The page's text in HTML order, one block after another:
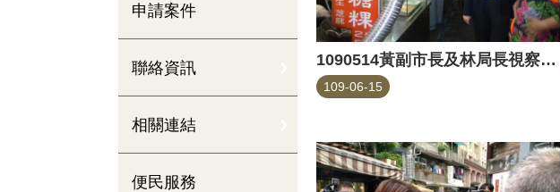
申請案件
聯絡資訊
相關連結
便民服務
1090514黃副市長及林局長視察公館夜市
109-06-15